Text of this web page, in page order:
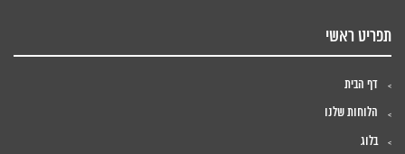
תפריט ראשי
דף הבית
הלוחות שלנו
בלוג